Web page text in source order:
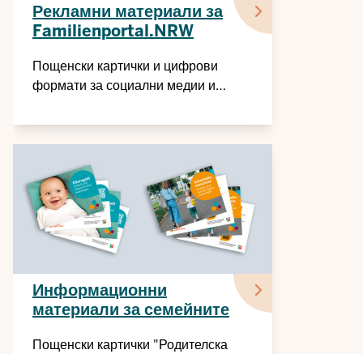
Рекламни материали за
Familienportal.NRW
Пощенски картички и цифрови
формати за социални медии и
Информационни
материали за семейните
Пощенски картички "Родителска